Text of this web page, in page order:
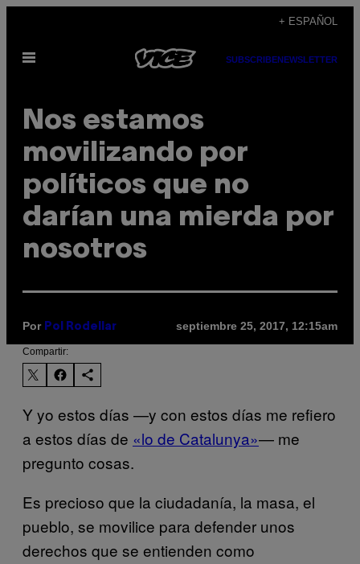
contenido
+ ESPAÑOL
Abrir
SUBSCRIBENEWSLETTER
Nos estamos
movilizando por
políticos que no
darían una mierda por
nosotros
Por Pol Rodellar septiembre 25, 2017, 12:15am
Compartir:
Y yo estos días —y con estos días me refiero
a estos días de «lo de Catalunya»— me
pregunto cosas.
Es precioso que la ciudadanía, la masa, el
pueblo, se movilice para defender unos
derechos que se entienden como